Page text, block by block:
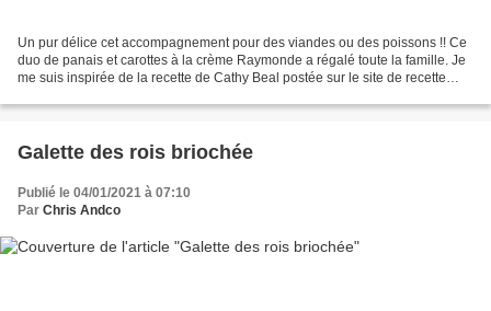
Un pur délice cet accompagnement pour des viandes ou des poissons !! Ce
duo de panais et carottes à la crème Raymonde a régalé toute la famille. Je
me suis inspirée de la recette de Cathy Beal postée sur le site de recette
Galette des rois briochée
Publié le 04/01/2021 à 07:10
Par Chris Andco